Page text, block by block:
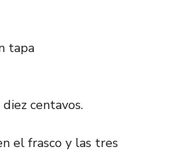
tapa
centavos.
el frasco y las tres